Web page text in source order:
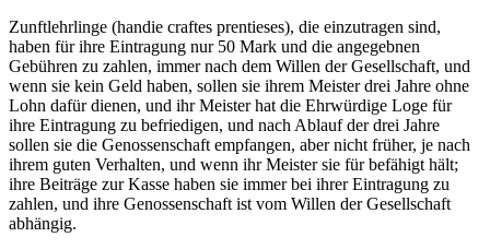
Zunftlehrlinge (handie craftes prentieses), die einzutragen sind,
haben für ihre Eintragung nur 50 Mark und die angegebnen
Gebühren zu zahlen, immer nach dem Willen der Gesellschaft, und
wenn sie kein Geld haben, sollen sie ihrem Meister drei Jahre ohne
Lohn dafür dienen, und ihr Meister hat die Ehrwürdige Loge für
ihre Eintragung zu befriedigen, und nach Ablauf der drei Jahre
sollen sie die Genossenschaft empfangen, aber nicht früher, je nach
ihrem guten Verhalten, und wenn ihr Meister sie für befähigt hält;
ihre Beiträge zur Kasse haben sie immer bei ihrer Eintragung zu
zahlen, und ihre Genossenschaft ist vom Willen der Gesellschaft
abhängig.